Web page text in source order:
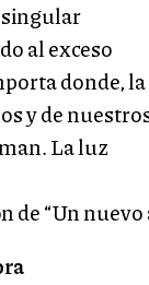
al exceso
donde,
y de
La luz
de “Un nuevo